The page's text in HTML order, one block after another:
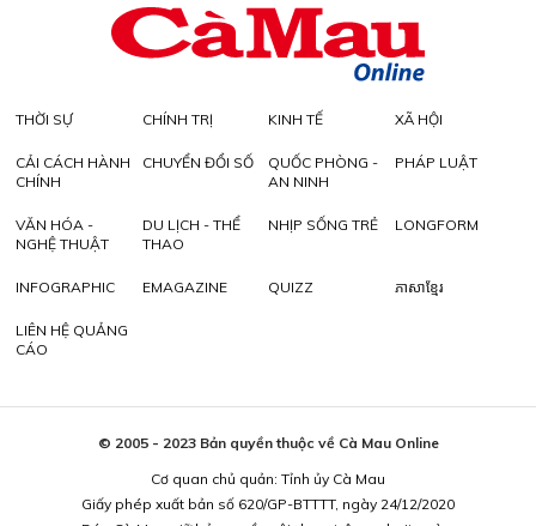
THỜI SỰ CHÍNH TRỊ KINH TẾ XÃ HỘI
CẢI CÁCH HÀNH
CHÍNH
CHUYỂN ĐỔI SỐ
QUỐC PHÒNG -
AN NINH
PHÁP LUẬT
VĂN HÓA -
NGHỆ THUẬT
DU LỊCH - THỂ
THAO
NHỊP SỐNG TRẺ LONGFORM
INFOGRAPHIC EMAGAZINE QUIZZ ភាសាខ្មែរ
LIÊN HỆ QUẢNG
CÁO
© 2005 - 2023 Bản quyền thuộc về Cà Mau Online
Cơ quan chủ quản: Tỉnh ủy Cà Mau
Giấy phép xuất bản số 620/GP-BTTTT, ngày 24/12/2020